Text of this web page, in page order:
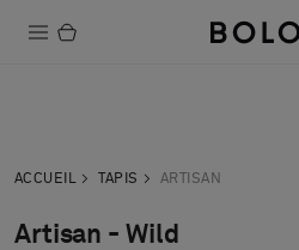
Durabilité
ACCUEIL TAPIS ARTISAN
Artisan - Wild